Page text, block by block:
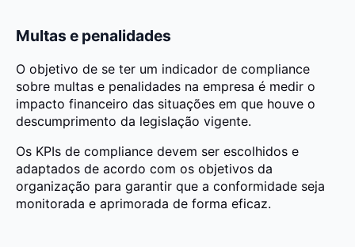
Multas e penalidades
O objetivo de se ter um indicador de compliance
sobre multas e penalidades na empresa é medir o
impacto financeiro das situações em que houve o
descumprimento da legislação vigente.
Os KPIs de compliance devem ser escolhidos e
adaptados de acordo com os objetivos da
organização para garantir que a conformidade seja
monitorada e aprimorada de forma eficaz.